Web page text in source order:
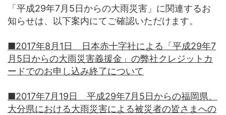
「平成29年7月5日からの大雨災害」に関連するお
知らせは、以下案内にてご確認いただけます。
■2017年8月1日 日本赤十字社による「平成29年7
月5日からの大雨災害義援金」の弊社クレジットカ
ードでのお申し込み終了について
■2017年7月19日 平成29年7月5日からの福岡県、
大分県における大雨災害による被災者の皆さまへの